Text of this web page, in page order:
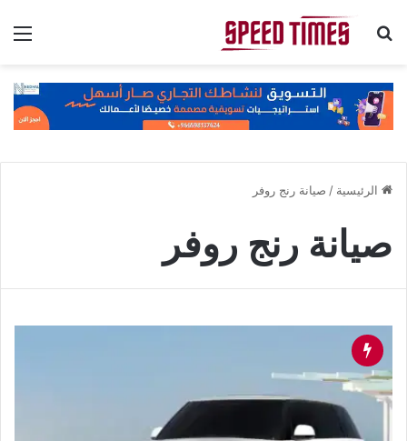
بحث عن
الرئيسية / صيانة رنج روفر
صيانة رنج روفر